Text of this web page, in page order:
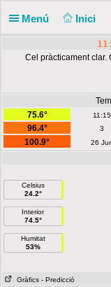
Menú Inici
Cel pràcticament clar.
75.6°
11:15
96.4°
3
100.9°
26
Celsius
24.2°
Interior
74.5°
Humitat
53%
Gràfics - Predicció